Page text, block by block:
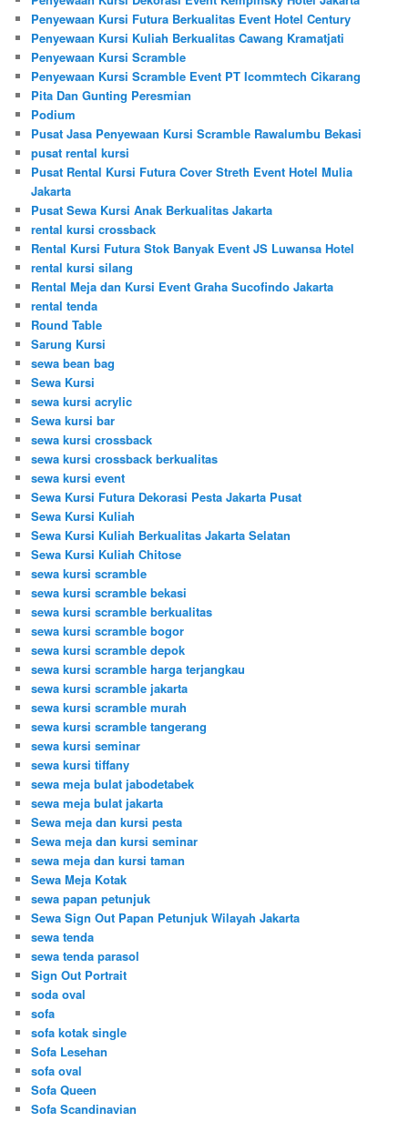
Penyewaan Kursi Futura Berkualitas Event Hotel Century
Penyewaan Kursi Kuliah Berkualitas Cawang Kramatjati
Penyewaan Kursi Scramble
Penyewaan Kursi Scramble Event PT Icommtech Cikarang
Pita Dan Gunting Peresmian
Podium
Pusat Jasa Penyewaan Kursi Scramble Rawalumbu Bekasi
pusat rental kursi
Pusat Rental Kursi Futura Cover Streth Event Hotel Mulia
Jakarta
Pusat Sewa Kursi Anak Berkualitas Jakarta
rental kursi crossback
Rental Kursi Futura Stok Banyak Event JS Luwansa Hotel
rental kursi silang
Rental Meja dan Kursi Event Graha Sucofindo Jakarta
rental tenda
Round Table
Sarung Kursi
sewa bean bag
Sewa Kursi
sewa kursi acrylic
Sewa kursi bar
sewa kursi crossback
sewa kursi crossback berkualitas
sewa kursi event
Sewa Kursi Futura Dekorasi Pesta Jakarta Pusat
Sewa Kursi Kuliah
Sewa Kursi Kuliah Berkualitas Jakarta Selatan
Sewa Kursi Kuliah Chitose
sewa kursi scramble
sewa kursi scramble bekasi
sewa kursi scramble berkualitas
sewa kursi scramble bogor
sewa kursi scramble depok
sewa kursi scramble harga terjangkau
sewa kursi scramble jakarta
sewa kursi scramble murah
sewa kursi scramble tangerang
sewa kursi seminar
sewa kursi tiffany
sewa meja bulat jabodetabek
sewa meja bulat jakarta
Sewa meja dan kursi pesta
Sewa meja dan kursi seminar
sewa meja dan kursi taman
Sewa Meja Kotak
sewa papan petunjuk
Sewa Sign Out Papan Petunjuk Wilayah Jakarta
sewa tenda
sewa tenda parasol
Sign Out Portrait
soda oval
sofa
sofa kotak single
Sofa Lesehan
sofa oval
Sofa Queen
Sofa Scandinavian